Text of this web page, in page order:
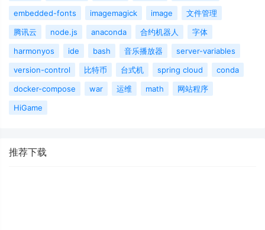
embedded-fonts
imagemagick image
文件管理
腾讯云
node.js anaconda 合约机器人
字体
harmonyos
ide bash 音乐播放器
server-variables
version-control
比特币 台式机 spring cloud
conda
docker-compose
war 运维 math
网站程序
HiGame
推荐下载